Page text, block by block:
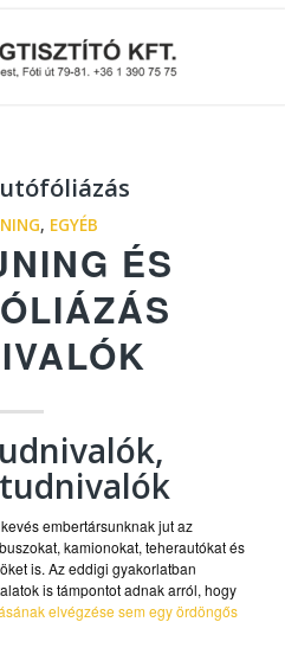
, EGYÉB
ÉS
embertársunknak jut az
kamionokat, teherautókat és
is. Az eddigi gyakorlatban
is támpontot adnak arról, hogy
elvégzése sem egy ördöngős